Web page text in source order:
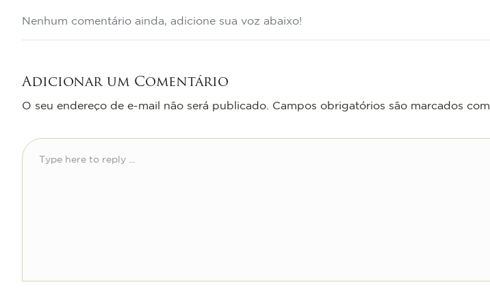
Nenhum comentário ainda, adicione sua voz abaixo!
Adicionar um Comentário
O seu endereço de e-mail não será publicado. Campos obrigatórios são marcados com
Comentário